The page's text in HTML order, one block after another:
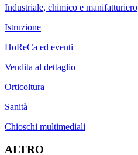
Industriale, chimico e manifatturiero
Istruzione
HoReCa ed eventi
Vendita al dettaglio
Orticoltura
Sanità
Chioschi multimediali
ALTRO